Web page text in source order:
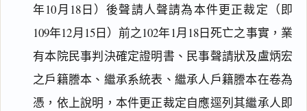
年10月18日）後聲請人聲請為本件更正裁定（即
109年12月15日）前之102年1月18日死亡之事實，業
有本院民事判決確定證明書、民事聲請狀及盧炳宏
之戶籍謄本、繼承系統表、繼承人戶籍謄本在卷為
憑，依上說明，本件更正裁定自應逕列其繼承人即
閱讀 研究